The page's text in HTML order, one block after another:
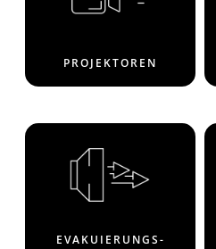
PROJEKTOREN
EVAKUIERUNGS­